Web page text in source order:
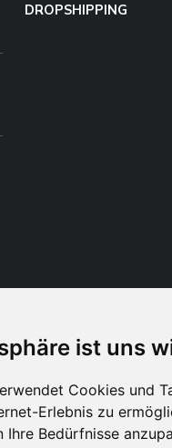
ist uns
Cookies und
Erlebnis zu
Ihre Bedürfnisse
DROPSHIPPING